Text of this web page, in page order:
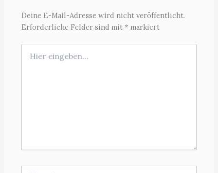
Deine E-Mail-Adresse wird nicht veröffentlicht.
Erforderliche Felder sind mit* markiert
eingeben…